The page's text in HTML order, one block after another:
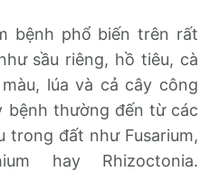
bệnh phổ biến trên rất
sầu riêng, hồ tiêu, cà
lúa và cả cây công
bệnh thường đến từ các
trong đất như Fusarium,
hay Rhizoctonia.